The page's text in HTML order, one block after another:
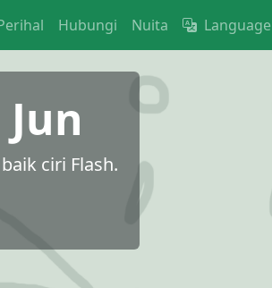
Hubungi Nuita Language
ciri Flash.